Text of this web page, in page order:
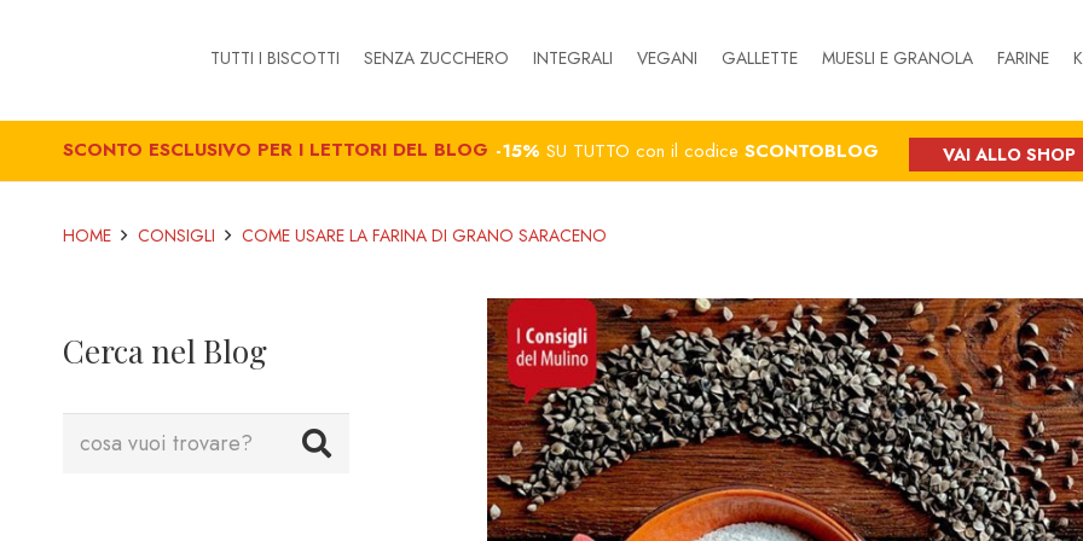
TUTTI I BISCOTTI SENZA ZUCCHERO INTEGRALI VEGANI GALLETTE MUESLI E GRANOLA FARINE
SCONTO ESCLUSIVO PER I LETTORI DEL BLOG -15% SU TUTTO con il codice SCONTOBLOG VAI ALLO SHOP
HOME CONSIGLI COME USARE LA FARINA DI GRANO SARACENO
Cerca nel Blog